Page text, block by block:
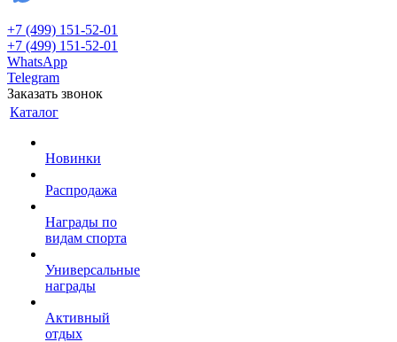
+7 (499) 151-52-01
+7 (499) 151-52-01
WhatsApp
Telegram
Заказать звонок
Каталог
Новинки
Распродажа
Награды по
видам спорта
Универсальные
награды
Активный
отдых